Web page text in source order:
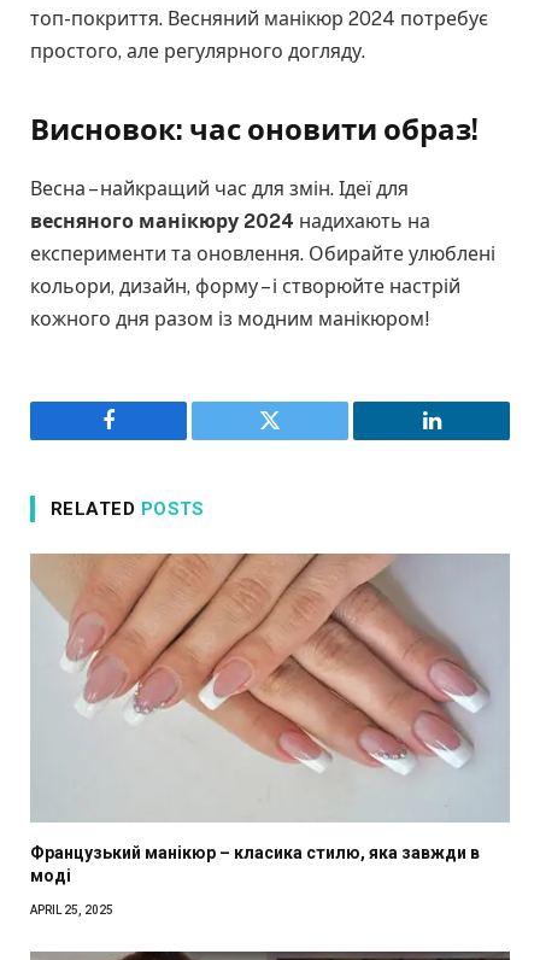
топ-покриття. Весняний манікюр 2024 потребує
простого, але регулярного догляду.
Висновок: час оновити образ!
Весна – найкращий час для змін. Ідеї для
весняного манікюру 2024 надихають на
експерименти та оновлення. Обирайте улюблені
кольори, дизайн, форму – і створюйте настрій
кожного дня разом із модним манікюром!
Facebook Twitter LinkedIn
RELATED POSTS
Французький манікюр – класика стилю, яка завжди в
моді
APRIL 25, 2025